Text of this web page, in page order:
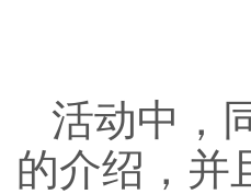
活动中，
的介绍，并